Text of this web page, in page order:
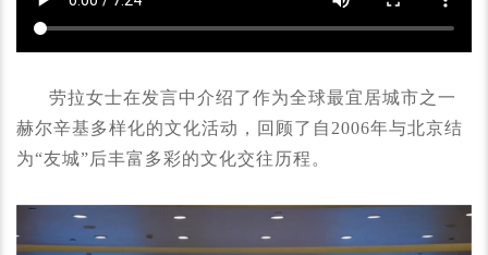
劳拉女士在发言中介绍了作为全球最宜居城市之一
赫尔辛基多样化的文化活动，回顾了自2006年与北京结
为“友城”后丰富多彩的文化交往历程。